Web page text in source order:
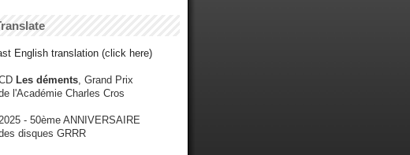
English translation (click here)
Les déments , Grand Prix
l'Académie Charles Cros
2025 - 50ème ANNIVERSAIRE
disques GRRR